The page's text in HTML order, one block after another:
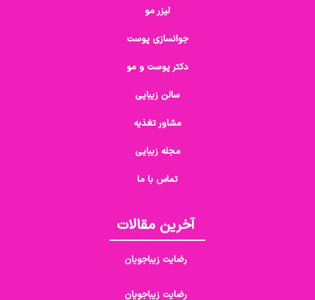
لیزر مو
جوانسازی پوست
دکتر پوست و مو
سالن زیبایی
مشاور تغذیه
مجله زیبایی
تماس با ما
آخرین مقالات
رضایت زیباجویان
رضایت زیباجویان